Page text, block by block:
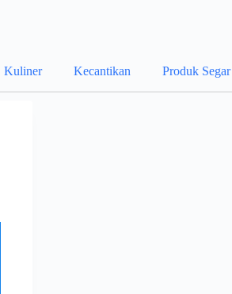
Kuliner Kecantikan Produk Segar